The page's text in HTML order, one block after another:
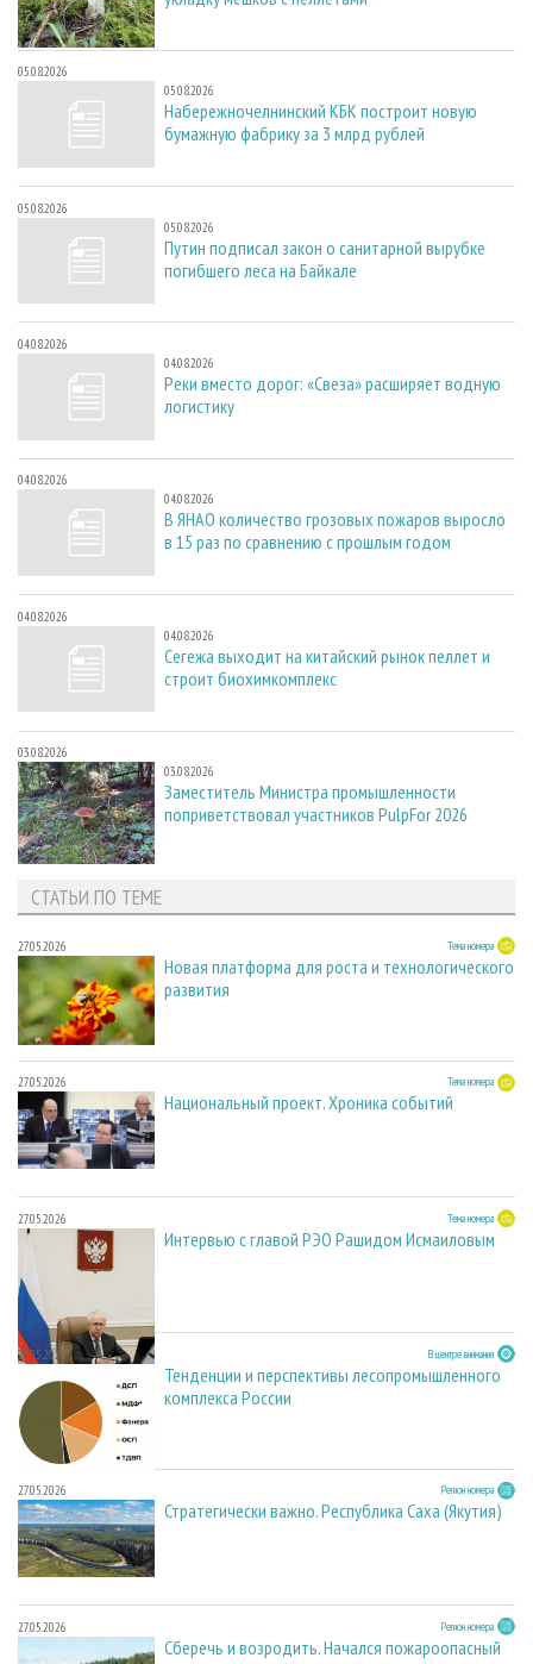
05.08.2026
05.08.2026
Набережночелнинский КБК построит новую
бумажную фабрику за 3 млрд рублей
05.08.2026
05.08.2026
Путин подписал закон о санитарной вырубке
погибшего леса на Байкале
04.08.2026
04.08.2026
Реки вместо дорог: «Свеза» расширяет водную
логистику
04.08.2026
04.08.2026
В ЯНАО количество грозовых пожаров выросло
в 15 раз по сравнению с прошлым годом
04.08.2026
04.08.2026
Сегежа выходит на китайский рынок пеллет и
строит биохимкомплекс
03.08.2026
03.08.2026
Заместитель Министра промышленности
поприветствовал участников PulpFor 2026
СТАТЬИ ПО ТЕМЕ
27.05.2026 Тема номера
Новая платформа для роста и технологического
развития
27.05.2026 Тема номера
Национальный проект. Хроника событий
27.05.2026 Тема номера
Интервью с главой РЭО Рашидом Исмаиловым
27.05.2026 В центре внимания
Тенденции и перспективы лесопромышленного
комплекса России
27.05.2026 Регион номера
Стратегически важно. Республика Саха (Якутия)
27.05.2026 Регион номера
Сберечь и возродить. Начался пожароопасный